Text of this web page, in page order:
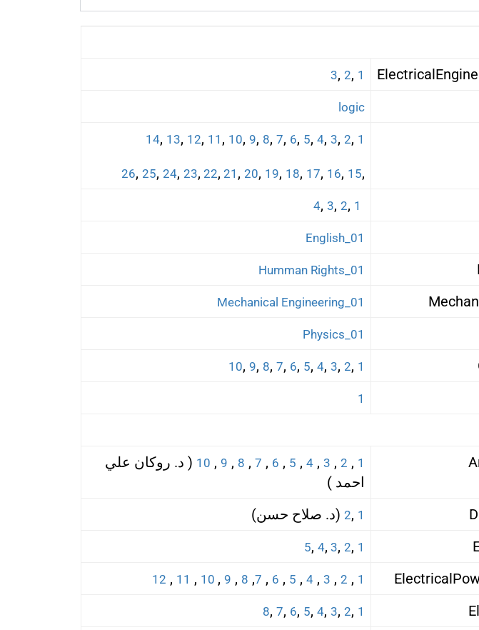
1
,
2
,
3
logic
1
,
2
,
3
,
4
,
5
,
6
,
7
,
8
,
9
,
10
,
11
,
12
,
13
,
14
,
15
,
16
,
17
,
18
,
19
,
20
,
21
,
22
,
23
,
24
,
25
,
26
1
,
2
,
3
,
4
01_English
01_Humman Rights
01_Mechanical Engineering
01_Physics
1
,
2
,
3
,
4
,
5
,
6
,
7
,
8
,
9
,
10
1
1
,
2
,
3
,
4
,
5
,
6
,
7
,
8
,
9
,
10 ( د. روكان علي
احمد )
1
,
2(د. صلاح حسن)
1
,
2
,
3
,
4
,
5
1
,
2
,
3
,
4
,
5
,
6
,
7
,
8
,
9
,
,
11
,
12
1
,
2
,
3
,
4
,
5
,
6
,
7
,
8